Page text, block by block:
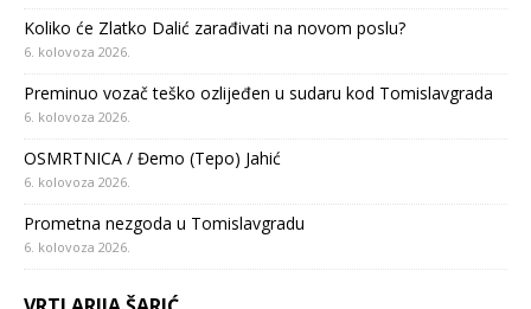
Koliko će Zlatko Dalić zarađivati na novom poslu?
6. kolovoza 2026.
Preminuo vozač teško ozlijeđen u sudaru kod Tomislavgrada
6. kolovoza 2026.
OSMRTNICA / Đemo (Tepo) Jahić
6. kolovoza 2026.
Prometna nezgoda u Tomislavgradu
6. kolovoza 2026.